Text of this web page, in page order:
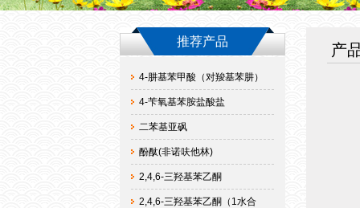
推荐产品
4-肼基苯甲酸（对羧基苯肼）
4-苄氧基苯胺盐酸盐
二苯基亚砜
酚酞(非诺呋他林)
2,4,6-三羟基苯乙酮
2,4,6-三羟基苯乙酮（1水合
产